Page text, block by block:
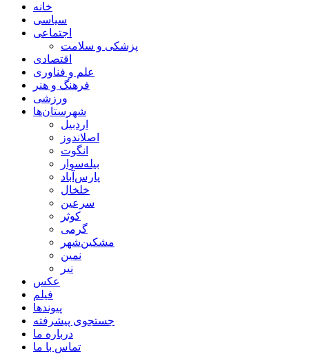
خانه
سیاسی
اجتماعی
پزشکی و سلامت
اقتصادی
علم و فناوری
فرهنگ و هنر
ورزشی
شهرستان‌ها
اردبیل
اصلاندوز
انگوت
بیله‌سوار
پارس‌آباد
خلخال
سرعین
کوثر
گرمی
مشکین‌شهر
نمین
نیر
عکس
فیلم
پیوندها
جستجوی پیشرفته
درباره ما
تماس با ما